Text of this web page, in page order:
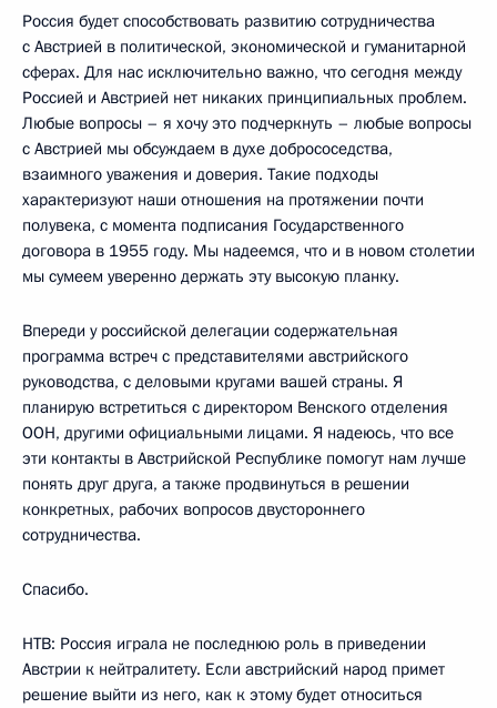
Россия будет способствовать развитию сотрудничества
с Австрией в политической, экономической и гуманитарной
сферах. Для нас исключительно важно, что сегодня между
Россией и Австрией нет никаких принципиальных проблем.
Любые вопросы – я хочу это подчеркнуть – любые вопросы
с Австрией мы обсуждаем в духе добрососедства,
взаимного уважения и доверия. Такие подходы
характеризуют наши отношения на протяжении почти
полувека, с момента подписания Государственного
договора в 1955 году. Мы надеемся, что и в новом столетии
мы сумеем уверенно держать эту высокую планку.
Впереди у российской делегации содержательная
программа встреч с представителями австрийского
руководства, с деловыми кругами вашей страны. Я
планирую встретиться с директором Венского отделения
ООН, другими официальными лицами. Я надеюсь, что все
эти контакты в Австрийской Республике помогут нам лучше
понять друг друга, а также продвинуться в решении
конкретных, рабочих вопросов двустороннего
сотрудничества.
Спасибо.
НТВ: Россия играла не последнюю роль в приведении
Австрии к нейтралитету. Если австрийский народ примет
решение выйти из него, как к этому будет относиться